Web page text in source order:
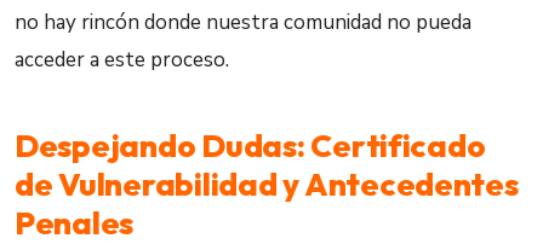
no hay rincón donde nuestra comunidad no pueda
acceder a este proceso.
Despejando Dudas: Certificado
de Vulnerabilidad y Antecedentes
Penales